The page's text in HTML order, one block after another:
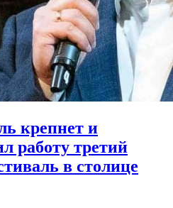
крепнет и
работу третий
в столице